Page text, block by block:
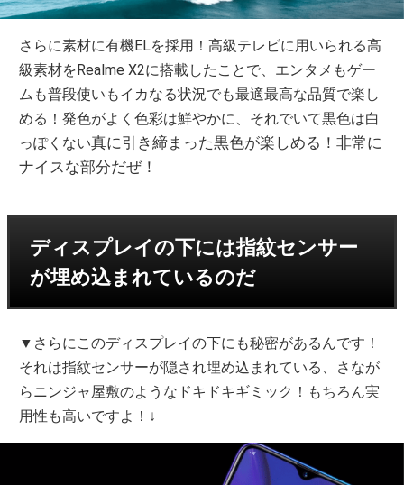
さらに素材に有機ELを採用！高級テレビに用いられる高
級素材をRealme X2に搭載したことで、エンタメもゲー
ムも普段使いもイカなる状況でも最適最高な品質で楽し
める！発色がよく色彩は鮮やかに、それでいて黒色は白
っぽくない真に引き締まった黒色が楽しめる！非常に
ナイスな部分だぜ！
ディスプレイの下には指紋センサー
が埋め込まれているのだ
▼さらにこのディスプレイの下にも秘密があるんです！
それは指紋センサーが隠され埋め込まれている、さなが
らニンジャ屋敷のようなドキドキギミック！もちろん実
用性も高いですよ！↓